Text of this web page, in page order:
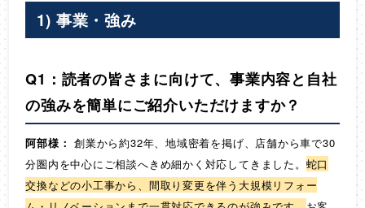
1) 事業・強み
Q1：読者の皆さまに向けて、事業内容と自社
の強みを簡単にご紹介いただけますか？
阿部様： 創業から約32年、地域密着を掲げ、店舗から車で30
分圏内を中心にご相談へきめ細かく対応してきました。 蛇口
交換などの小工事から、間取り変更を伴う大規模リフォー